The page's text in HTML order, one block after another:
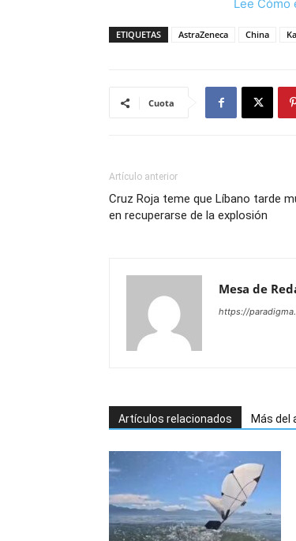
Lee Cómo
ETIQUETAS AstraZeneca China
Cuota
Artículo anterior
Cruz Roja teme que Líbano tarde
en recuperarse de la explosión
Mesa de
https://
Artículos relacionados Más del